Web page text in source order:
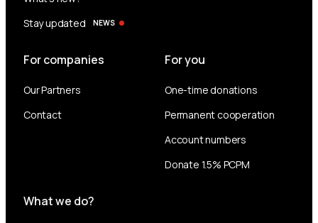
Stay updated
NEWS
For companies
Our Partners
Contact
For you
One-time donations
Permanent cooperation
Account numbers
Donate 1.5% PCPM
What we do?